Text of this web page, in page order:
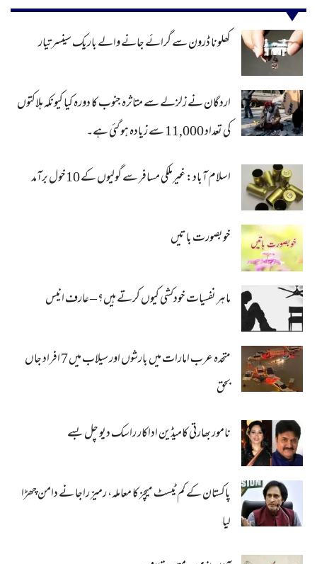
کھلونا ڈرون سے گرائے جانے والے باریک سینسر تیار
اردگان نے زلزلے سے متاثرہ جنوب کا دورہ کیا کیونکہ ہلاکتوں
کی تعداد 11,000 سے زیادہ ہو گئی ہے۔
اسلام آباد: غیرملکی مسافر سے گولیوں کے 10خول برآمد
خوبصورت باتیں
ماہر نفسیات خودکشی کیوں کرتے ہیں؟ – عارف انیس
متحدہ عرب امارات میں بارشوں اور سیلاب میں 7 افراد جاں
بحق
نامور بھارتی کامیڈین اداکار راسک دیو چل بسے
پاکستان کے کم ٹیسٹ میچز کا معاملہ، رمیز راجا نے دامن چھڑا
لیا